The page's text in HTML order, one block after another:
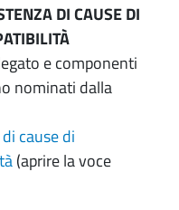
DI CAUSE DI
e componenti
nominati dalla
cause di
(aprire la voce